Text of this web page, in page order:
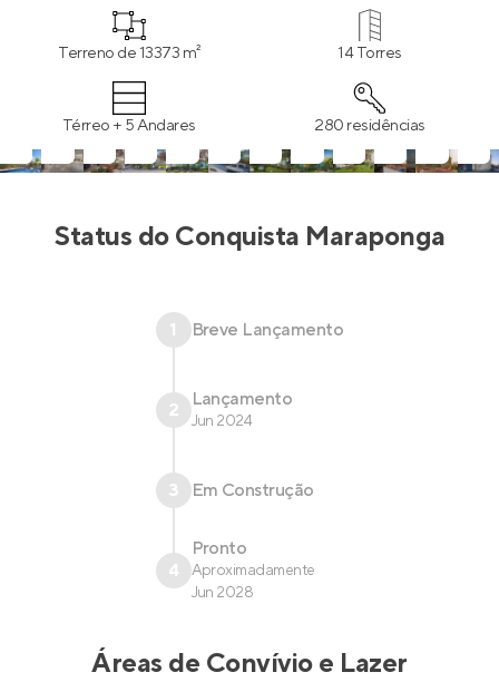
Terreno de 13373 m² 14 Torres
Térreo + 5 Andares 280 residências
Status doConquista Maraponga
1 Breve Lançamento
2 Lançamento
Jun 2024
3 Em Construção
4
Pronto
Aproximadamente
Jun 2028
Áreas de Convívio e Lazer